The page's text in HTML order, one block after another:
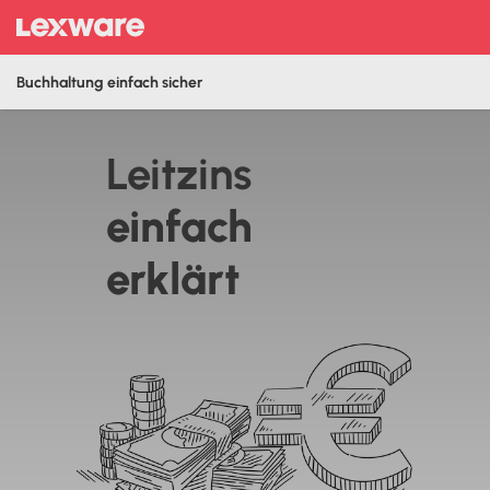
Buchhaltung einfach sicher
Leitzins
‍einfach
erklärt